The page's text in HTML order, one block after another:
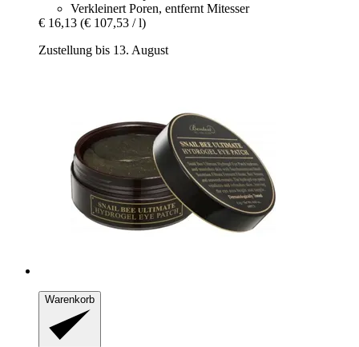
Verkleinert Poren, entfernt Mitesser
€ 16,13 (€ 107,53 / l)
Zustellung bis 13. August
Warenkorb